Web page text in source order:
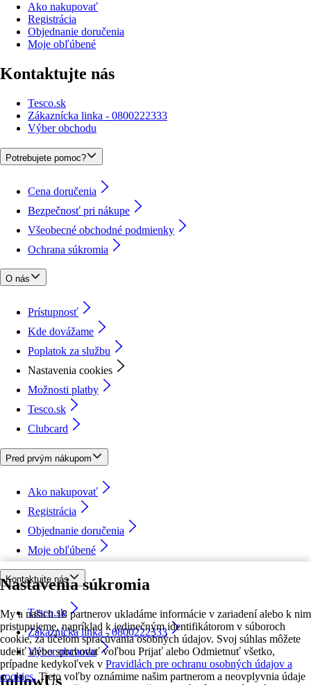
Nastavenia súkromia
My a našich 18 partnerov ukladáme informácie v zariadení alebo k nim
pristupujeme, napríklad k jedinečným identifikátorom v súboroch
cookie, za účelom spracúvania osobných údajov. Svoj súhlas môžete
udeliť alebo spravovať voľbou Prijať alebo Odmietnuť všetko,
prípadne kedykoľvek v Pravidlách pre ochranu osobných údajov a
cookies. Tieto voľby oznámime našim partnerom a neovplyvnia údaje
Ako nakupovať
Registrácia
Objednanie doručenia
Moje obľúbené
Kontaktujte nás
Tesco.sk
Zákaznícka linka - 0800222333
Výber obchodu
Potrebujete pomoc?
Cena doručenia
Bezpečnosť pri nákupe
Všeobecné obchodné podmienky
Ochrana súkromia
O nás
Prístupnosť
Kde dovážame
Poplatok za službu
Nastavenia cookies
Možnosti platby
Tesco.sk
Clubcard
Pred prvým nákupom
Ako nakupovať
Registrácia
Objednanie doručenia
Moje obľúbené
Kontaktujte nás
Tesco.sk
Zákaznícka linka - 0800222333
Výber obchodu
followUs